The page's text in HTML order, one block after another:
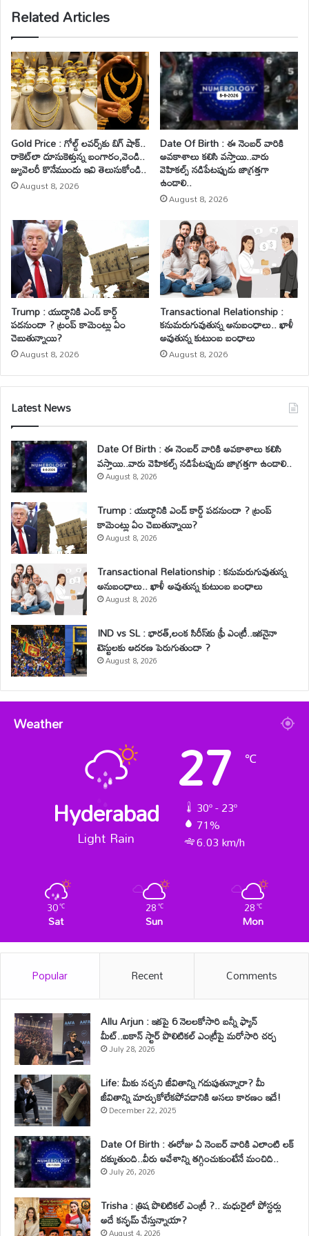
Related Articles
Gold Price : గోల్డ్ లవర్స్‌కు బిగ్ షాక్..
రాకెట్‌లా దూసుకెళ్తున్న బంగారం,వెండి..
జ్యువెలరీ కొనేముందు ఇవి తెలుసుకోండి..
August 8, 2026
Date Of Birth : ఈ నెంబర్ వారికి
అవకాశాలు కలిసి వస్తాయి..వారు
వెహికల్స్ నడిపేటప్పుడు జాగ్రత్తగా
ఉండాలి..
August 8, 2026
Trump : యుద్ధానికి ఎండ్ కార్డ్
పడనుందా ? ట్రంప్ కామెంట్లు ఏం
చెబుతున్నాయి?
August 8, 2026
Transactional Relationship :
కనుమరుగువుతున్న అనుబంధాలు.. ఖాళీ
అవుతున్న కుటుంబ బంధాలు
August 8, 2026
Latest News
Date Of Birth : ఈ నెంబర్ వారికి అవకాశాలు కలిసి
వస్తాయి..వారు వెహికల్స్ నడిపేటప్పుడు జాగ్రత్తగా ఉండాలి..
August 8, 2026
Trump : యుద్ధానికి ఎండ్ కార్డ్ పడనుందా ? ట్రంప్
కామెంట్లు ఏం చెబుతున్నాయి?
August 8, 2026
Transactional Relationship : కనుమరుగువుతున్న
అనుబంధాలు.. ఖాళీ అవుతున్న కుటుంబ బంధాలు
August 8, 2026
IND vs SL : భారత్,లంక సిరీస్‌కు ఫ్రీ ఎంట్రీ..ఇకనైనా
టెస్టులకు ఆదరణ పెరుగుతుందా ?
August 8, 2026
Weather
Hyderabad
Light Rain
27 ℃
30º - 23º
71%
6.03 km/h
30℃
Sat
28℃
Sun
28℃
Mon
Popular Recent Comments
Allu Arjun : ఇకపై 6 నెలలకోసారి బన్నీ ఫ్యాన్
మీట్..ఐకాన్ స్టార్ పొలిటికల్ ఎంట్రీపై మరోసారి చర్చ
July 28, 2026
Life: మీకు నచ్చని జీవితాన్ని గడుపుతున్నారా? మీ
జీవితాన్ని మార్చుకోలేకపోవడానికి అసలు కారణం ఇదే!
December 22, 2025
Date Of Birth : ఈరోజు ఏ నెంబర్ వారికి ఎలాంటి లక్
దక్కుతుంది..వీరు ఆవేశాన్ని తగ్గించుకుంటేనే మంచిది..
July 26, 2026
Trisha : త్రిష పొలిటికల్ ఎంట్రీ ?.. మధురైలో పోస్టర్లు
అదే కన్ఫమ్ చేస్తున్నాయా?